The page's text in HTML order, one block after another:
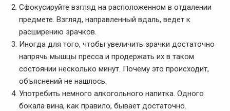
Сфокусируйте взгляд на расположенном в отдалении
предмете. Взгляд, направленный вдаль, ведет к
расширению зрачков.
Иногда для того, чтобы увеличить зрачки достаточно
напрячь мышцы пресса и продержать их в таком
состоянии несколько минут. Почему это происходит,
объяснений не нашлось.
Употребить немного алкогольного напитка. Одного
бокала вина, как правило, бывает достаточно.